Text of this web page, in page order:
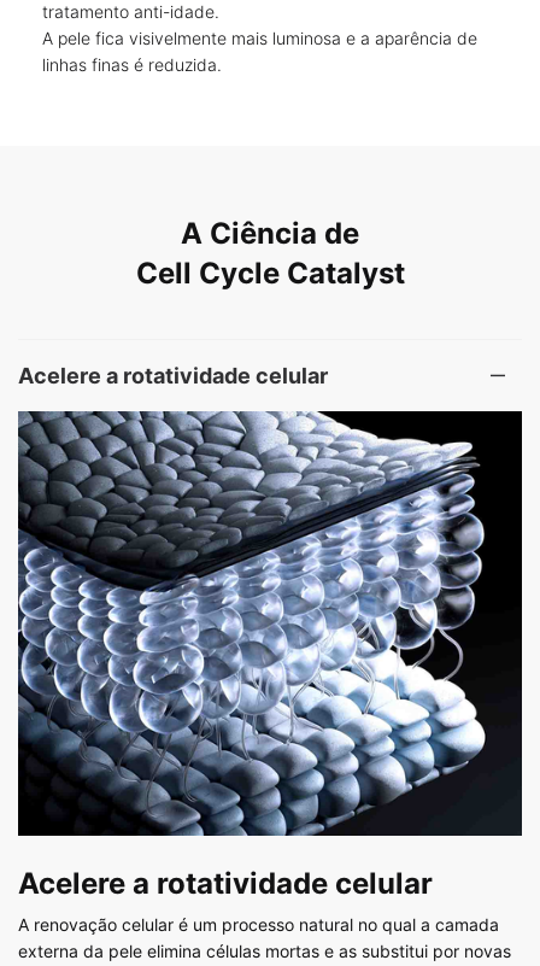
tratamento anti-idade.
A pele fica visivelmente mais luminosa e a aparência de
linhas finas é reduzida.
A Ciência de
Cell Cycle Catalyst
Acelere a rotatividade celular​
Acelere a rotatividade celular​
A renovação celular é um processo natural no qual a camada
externa da pele elimina células mortas e as substitui por novas